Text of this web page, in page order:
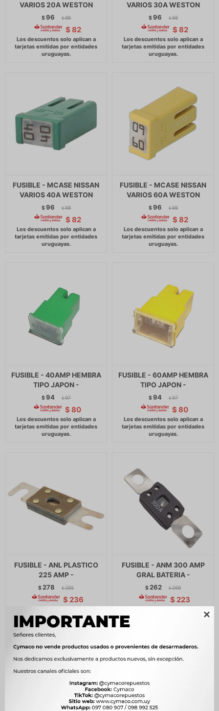

VARIOS 20A WESTON
$96 $ 98
$ 82
VARIOS 30A WESTON
$96 $ 98
$ 82
FUSIBLE - MCASE NISSAN
VARIOS 40A WESTON
$96 $ 98
$ 82
FUSIBLE - MCASE NISSAN
VARIOS 60A WESTON
$96 $ 98
$ 82
FUSIBLE - 40AMP HEMBRA
TIPO JAPON -
$94 $ 97
$ 80
FUSIBLE - 60AMP HEMBRA
TIPO JAPON -
$94 $ 97
$ 80
FUSIBLE - ANL PLASTICO
225 AMP -
$ 278 $ 285
$ 236
FUSIBLE - ANM 300 AMP
GRAL BATERIA -
$ 262 $ 269
$ 223